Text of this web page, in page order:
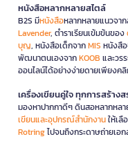
หนังสือหลากหลายสไตล์
B2S มีหนังสือหลากหลายแนวจา
Lavender, ตำราเรียนเข้มข้นของ
บุญ, หนังสือเด็กจากMIS หนังสื
พัฒนาตนเองจากKOOB และวร
ออนไลน์ได้อย่างง่ายดายเพียงค
เครื่องเขียนคู่ใจ ทุกการสร้าง
มองหาปากกาดีๆ ดินสอหลากหล
เขียนและอุปกรณ์สำนักงานให้เ
Rotringไปจนถึงกระดาษถ่ายเอก